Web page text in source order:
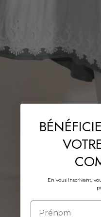
En vous inscrivant,
Prénom